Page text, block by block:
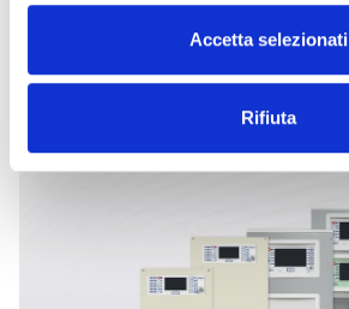
Accetta selezionati
Rifiuta
CATEGORIE